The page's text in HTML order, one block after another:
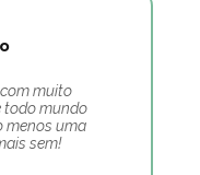
muito
todo mundo
menos uma
sem!